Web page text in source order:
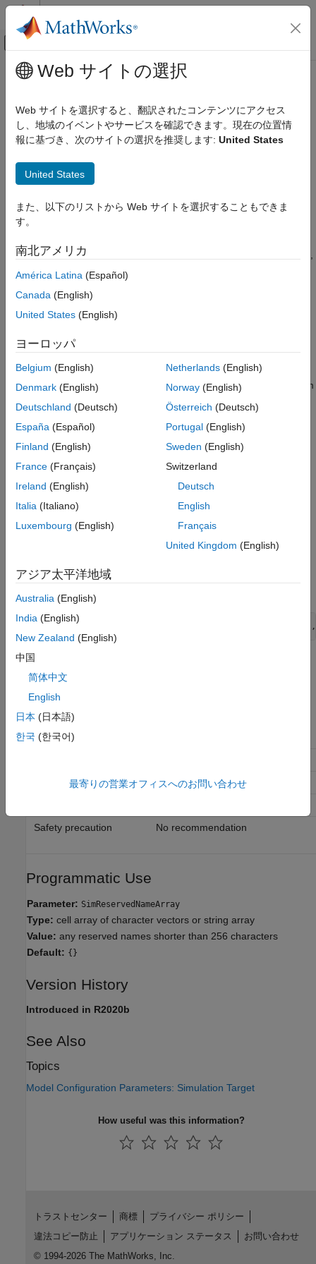
コンテンツへスキップ
オフキャンバス ナビゲーション メ
ドキュメンテーションのホーム
Simulation
Optimize Performance
Reserved names
Description
Tips
Version History
See Also
メインコンテンツ
Reserved names
Reserved names to be excluded from generated code
Description
The Reserved names parameter specifies the names of
variables or functions in the generated code that match the
model that contains
or Truth Tableblocks.
Category:Simulation Target
{} (default)
This action changes the names of variables or functions in the
generated code to avoid name conflicts with identifiers in custom
code. Reserved names must be shorter than 256 characters.
Tips
prevent error messages.
Each reserved name must contain only letters, numbers, or
Separate the reserved names using commas or spaces.
You can also specify reserved names by using the
model settings in the Configuration Parameters dialog box.
Recommended Settings
Application
Traceability
No impact
Safety precaution
No recommendation
Programmatic Use
Parameter: SimReservedNameArray
Type: cell array of character vectors or string array
Value: any reserved names shorter than 256 characters
Default: {}
Version History
Introduced in R2020b
See Also
Topics
Model Configuration Parameters: Simulation Target
How useful was this information?
Web サイトの選択
Web サイトを選択すると、翻訳されたコンテンツにアクセス
し、地域のイベントやサービスを確認できます。現在の位置情
報に基づき、次のサイトの選択を推奨します: United States
United States
また、以下のリストから Web サイトを選択することもできま
す。
南北アメリカ
América Latina (Español)
Canada (English)
United States (English)
ヨーロッパ
Belgium (English)
Denmark (English)
Deutschland (Deutsch)
España (Español)
Finland (English)
France (Français)
Ireland (English)
Italia (Italiano)
Luxembourg (English)
Netherlands(English)
Norway(English)
Österreich (Deutsch)
Portugal(English)
Sweden (English)
Switzerland
Deutsch
English
Français
United Kingdom (English)
アジア太平洋地域
Australia (English)
India (English)
New Zealand (English)
中国
简体中文
English
日本 (日本語)
한국 (한국어)
最寄りの営業オフィスへのお問い合わせ
トラストセンター 商標
プライバシー ポリシー
違法コピー防止
アプリケーション ステータス
お問い合わせ
© 1994-2026 The MathWorks, Inc.